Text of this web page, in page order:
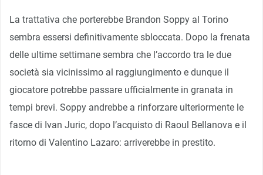
La trattativa che porterebbe Brandon Soppy al Torino
sembra essersi definitivamente sbloccata. Dopo la frenata
delle ultime settimane sembra che l’accordo tra le due
società sia vicinissimo al raggiungimento e dunque il
giocatore potrebbe passare ufficialmente in granata in
tempi brevi. Soppy andrebbe a rinforzare ulteriormente le
fasce di Ivan Juric, dopo l’acquisto di Raoul Bellanova e il
ritorno di Valentino Lazaro: arriverebbe in prestito.